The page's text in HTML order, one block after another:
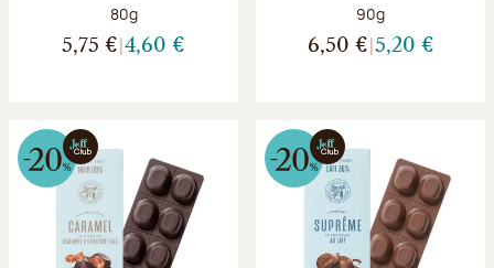
Poids net :
80g
5,75 € 4,60 €
Poids net :
90g
6,50 € 5,20 €